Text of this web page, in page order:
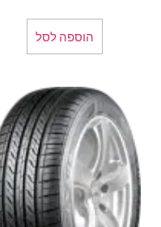
הוספה לסל